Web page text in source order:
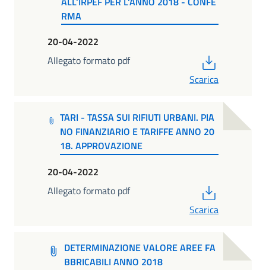
RMA
20-04-2022
Allegato formato pdf
Scarica
TARI - TASSA SUI RIFIUTI URBANI. PIA
NO FINANZIARIO E TARIFFE ANNO 20
18. APPROVAZIONE
20-04-2022
Allegato formato pdf
Scarica
DETERMINAZIONE VALORE AREE FA
BBRICABILI ANNO 2018